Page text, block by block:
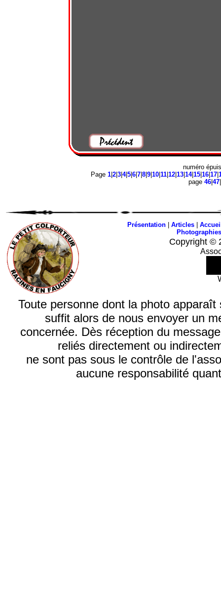
numéro
Page 1| 2| 3| 4|5| 6| 7| 8| 9| 10| 11| 12| 13| 14|15| 16| 17|
page 46 47
Présentation| Articles|
Photographies
Copyright ©
Toute personne dont la photo
suffit alors de nous envoyer un
concernée. Dès réception du
reliés directement ou
ne sont pas sous le contrôle de
aucune responsabilité